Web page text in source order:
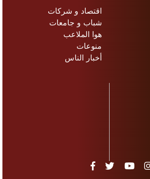
اقتصاد و شركات
شباب و جامعات
هوا الملاعب
منوعات
أخبار الناس